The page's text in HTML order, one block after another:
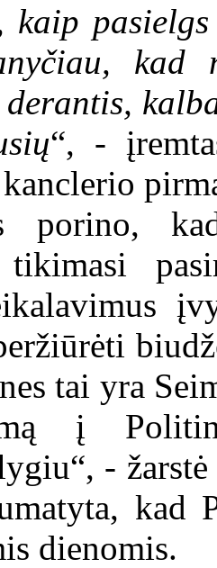
kaip
kad
“, -
porino,
tai yra
į
-
kad
dienomis.